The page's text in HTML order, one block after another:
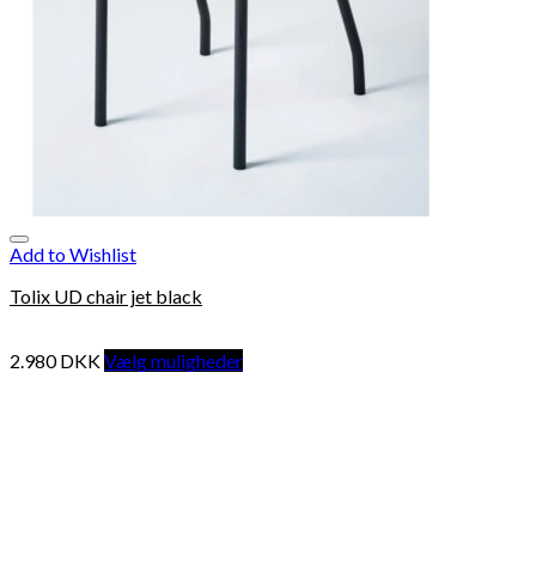
Add to Wishlist
Tolix UD chair jet black
2.980DKKVælg muligheder